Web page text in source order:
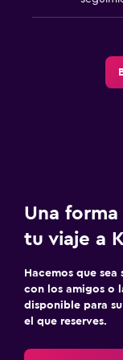
Una
tu viaje a
Hacemos que
con los amigos o
disponible para
el que reserves.